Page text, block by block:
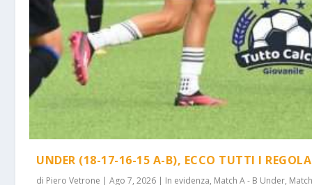
UNDER (18-17-16-15 A-B), ECCO TUTTI I
di Piero Vetrone |Ago 7, 2026 | In evidenza, Match A - B Under,